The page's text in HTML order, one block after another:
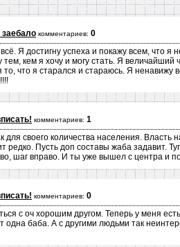
комментариев: 0
Я достигну успеха и покажу всем, что
кем я хочу и могу стать. Я
что я старался и стараюсь. Я ненавижу
комментариев: 1
своего количества населения. Власть
Пусть доп составы жаба задавит.
шаг вправо. И ты уже вышел с центра и
комментариев: 0
с оч хорошим другом. Теперь у меня
одна баба. А с другими людьми так